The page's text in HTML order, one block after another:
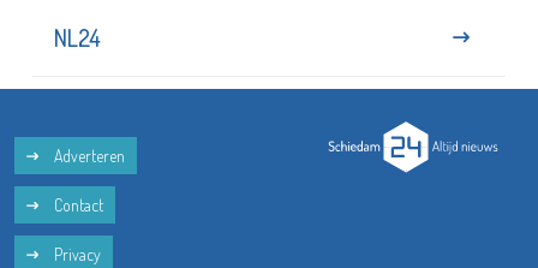
NL24
Adverteren
Contact
Privacy